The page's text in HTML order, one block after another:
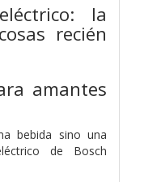
la
recién
amantes
bebida sino una
de Bosch